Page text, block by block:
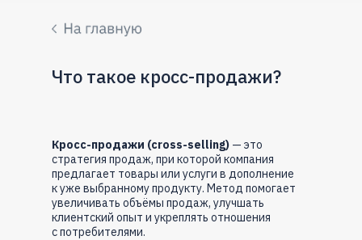
Что такое кросс-продажи?
Кросс-продажи (cross-selling) — это
стратегия продаж, при которой компания
предлагает товары или услуги в дополнение
к уже выбранному продукту. Метод помогает
увеличивать объёмы продаж, улучшать
клиентский опыт и укреплять отношения
с потребителями.